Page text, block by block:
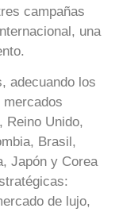
campañas
una
adecuando los
mercados
Reino Unido,
Brasil,
Japón y Corea
de lujo,